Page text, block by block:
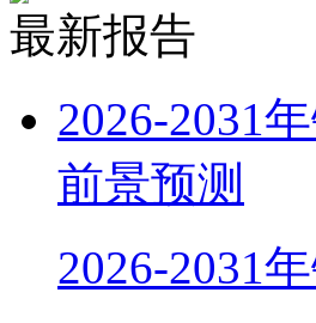
最新报告
2026-2031
前景预测
2026-2031